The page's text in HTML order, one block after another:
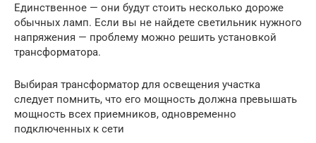
Единственное — они будут стоить несколько дороже
обычных ламп. Если вы не найдете светильник нужного
напряжения — проблему можно решить установкой
трансформатора.
Выбирая трансформатор для освещения участка
следует помнить, что его мощность должна превышать
мощность всех приемников, одновременно
подключенных к сети